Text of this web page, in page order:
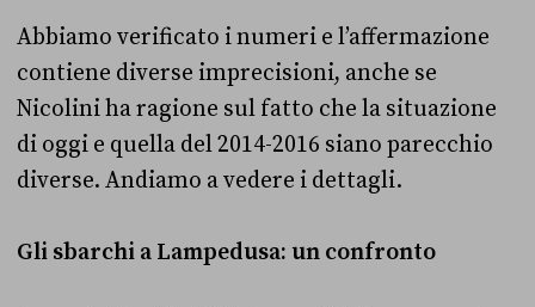
Abbiamo verificato i numeri e l’affermazione
contiene diverse imprecisioni, anche se
Nicolini ha ragione sul fatto che la situazione
di oggi e quella del 2014-2016 siano parecchio
diverse. Andiamo a vedere i dettagli.
Gli sbarchi a Lampedusa: un confronto